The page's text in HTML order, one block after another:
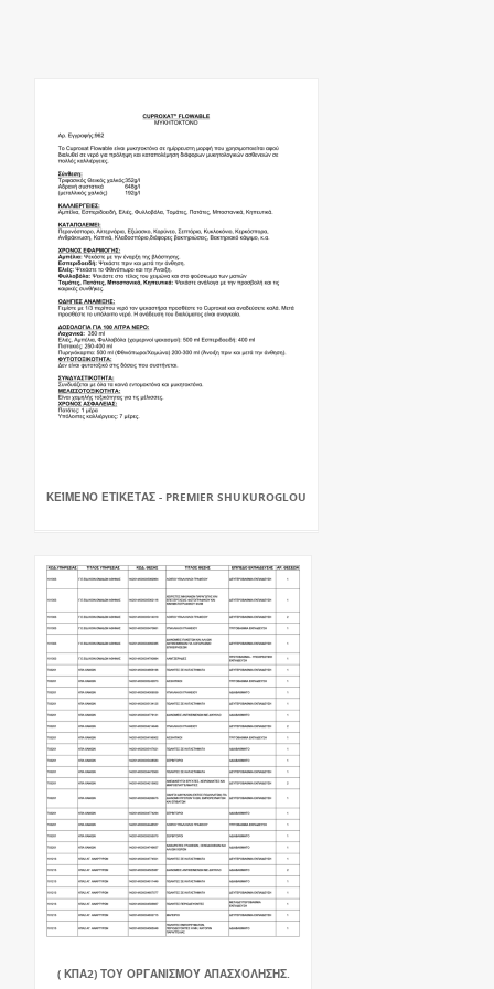
ΚΕΊΜΕΝΟ ΕΤΙΚΈΤΑΣ - PREMIER SHUKUROGLOU
( ΚΠΑ2) ΤΟΥ ΟΡΓΑΝΙΣΜΟΎ ΑΠΑΣΧΌΛΗΣΗΣ.